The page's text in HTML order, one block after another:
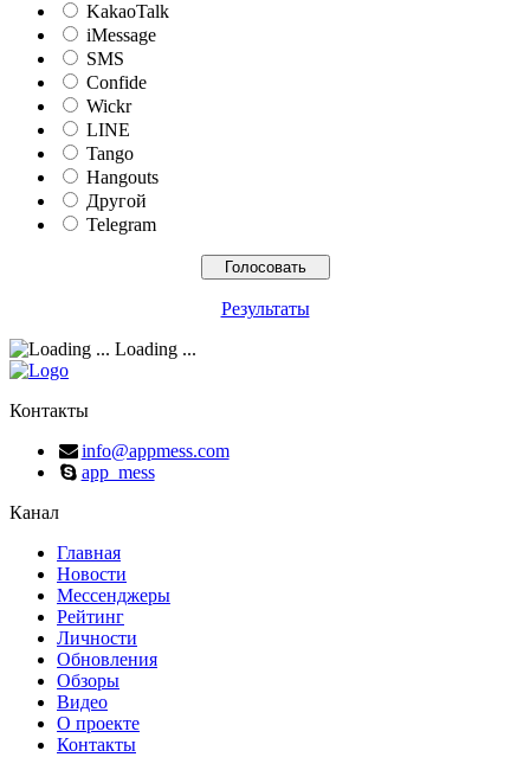
KakaoTalk
iMessage
SMS
Confide
Wickr
LINE
Tango
Hangouts
Другой
Telegram
Результаты
Loading ...
Контакты
info@appmess.com
app_mess
Канал
Главная
Новости
Мессенджеры
Рейтинг
Личности
Обновления
Обзоры
Видео
О проекте
Контакты